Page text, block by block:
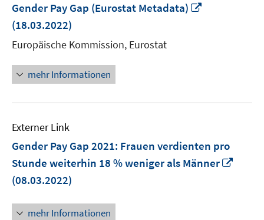
Gender Pay Gap (Eurostat Metadata)
(18.03.2022)
Europäische Kommission, Eurostat
mehr Informationen
Externer Link
Gender Pay Gap 2021: Frauen verdienten pro
Stunde weiterhin 18 % weniger als Männer
(08.03.2022)
mehr Informationen